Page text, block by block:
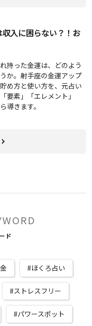
収入に困らない？！お
持った金運は、どのよう
か。射手座の金運アップ
め方と使い方を、元占い
要素」「エレメント」
導きます。
ド
ほくろ占い
ストレスフリー
パワースポット